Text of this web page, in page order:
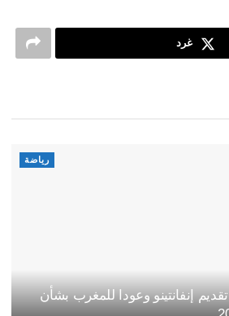
غرد
رياضة
إنفانتينو وعودا للمغرب بشأن